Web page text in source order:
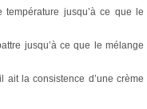
jusqu’à ce que le
jusqu’à ce que le mélange
ait la consistence d’une crème